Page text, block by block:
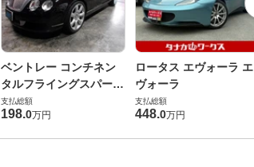
ベントレー コンチネン
タルフライングスパー
6.0 4WD
支払総額
198.0万円
ロータス エヴォーラ エ
ヴォーラ
支払総額
448.0万円